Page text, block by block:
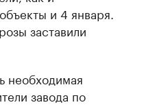
и 4 января.
заставили
необходимая
завода по